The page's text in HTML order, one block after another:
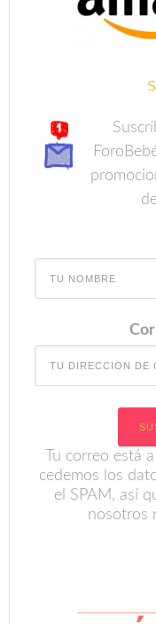
Tu correo está
cedemos los
el SPAM, así
nosotros